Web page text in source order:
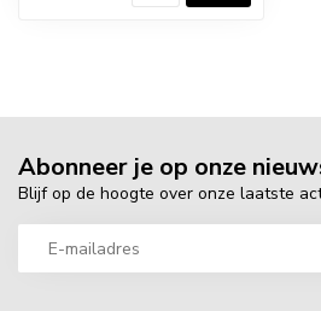
Abonneer je op onze
Blijf op de hoogte over onze laatste